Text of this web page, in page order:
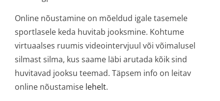
Online nõustamine on mõeldud igale tasemele
sportlasele keda huvitab jooksmine. Kohtume
virtuaalses ruumis videointervjuul või võimalusel
silmast silma, kus saame läbi arutada kõik sind
huvitavad jooksu teemad. Täpsem info on leitav
online nõustamise lehelt.